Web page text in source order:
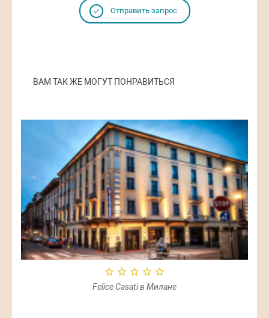
Отправить запрос
ВАМ ТАК ЖЕ МОГУТ ПОНРАВИТЬСЯ
Felice Casati в Милане